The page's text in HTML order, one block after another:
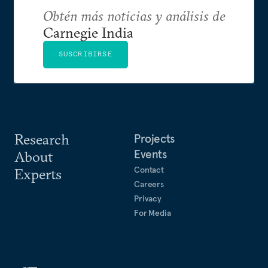
Research
About
Experts
Projects
Events
Contact
Careers
Privacy
For Media
Obtén más noticias y análisis de
Carnegie India
SUSCRIBIRSE